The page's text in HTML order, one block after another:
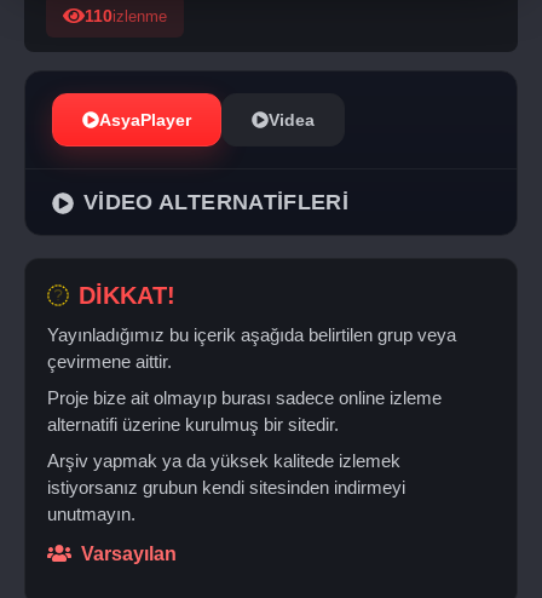
110izlenme
AsyaPlayer Videa
VİDEO ALTERNATİFLERİ
DİKKAT!
Yayınladığımız bu içerik aşağıda belirtilen grup veya
çevirmene aittir.
Proje bize ait olmayıp burası sadece online izleme
alternatifi üzerine kurulmuş bir sitedir.
Arşiv yapmak ya da yüksek kalitede izlemek
istiyorsanız grubun kendi sitesinden indirmeyi
unutmayın.
Varsayılan